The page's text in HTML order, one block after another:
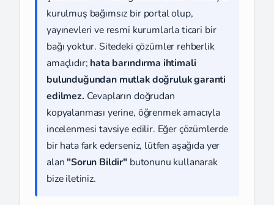
kurulmuş bağımsız bir portal olup,
yayınevleri ve resmi kurumlarla ticari bir
bağı yoktur. Sitedeki çözümler rehberlik
amaçlıdır; hata barındırma ihtimali
bulunduğundan mutlak doğruluk garanti
edilmez. Cevapların doğrudan
kopyalanması yerine, öğrenmek amacıyla
incelenmesi tavsiye edilir. Eğer çözümlerde
bir hata fark ederseniz, lütfen aşağıda yer
alan "Sorun Bildir" butonunu kullanarak
bize iletiniz.